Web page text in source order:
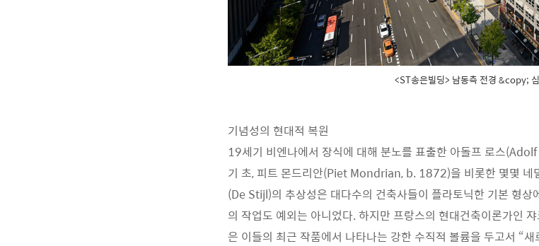
<ST송은빌딩> 남동측 전경 &copy;
기념성의 현대적 복원
19세기 비엔나에서 장식에 대해 분노를 표출한 아돌프 로스
기 초, 피트 몬드리안(Piet Mondrian, b. 1872)을 비롯한 몇몇 네
(De Stijl)의 추상성은 대다수의 건축사들이 플라토닉한 기본 형
의 작업도 예외는 아니었다. 하지만 프랑스의 현대건축이론가인
은 이들의 최근 작품에서 나타나는 강한 수직적 볼륨을 두고서 “새